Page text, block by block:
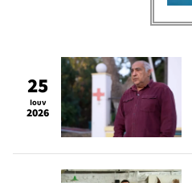
25
Ιουν
2026